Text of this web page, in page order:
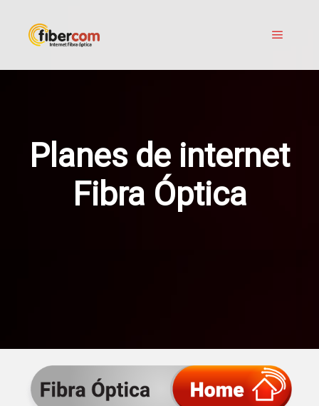
Planes de internet
Fibra Óptica